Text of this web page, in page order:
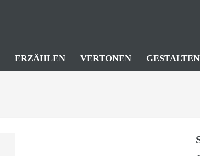
ERZÄHLEN VERTONEN GESTALTEN